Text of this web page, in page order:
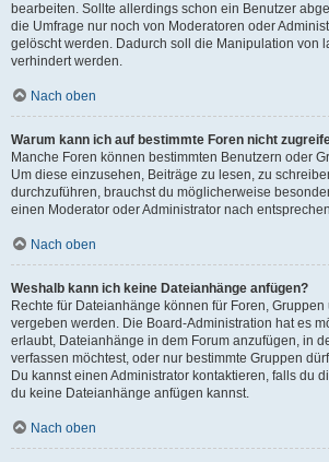
bearbeiten. Sollte allerdings schon ein Benutzer
die Umfrage nur noch von Moderatoren oder
gelöscht werden. Dadurch soll die Manipulation von
verhindert werden.
Nach oben
Warum kann ich auf bestimmte Foren nicht
Manche Foren können bestimmten Benutzern oder
Um diese einzusehen, Beiträge zu lesen, zu
durchzuführen, brauchst du möglicherweise
einen Moderator oder Administrator nach
Nach oben
Weshalb kann ich keine Dateianhänge anfügen?
Rechte für Dateianhänge können für Foren,
vergeben werden. Die Board-Administration hat es
erlaubt, Dateianhänge in dem Forum anzufügen, in
verfassen möchtest, oder nur bestimmte Gruppen
Du kannst einen Administrator kontaktieren, falls du
du keine Dateianhänge anfügen kannst.
Nach oben